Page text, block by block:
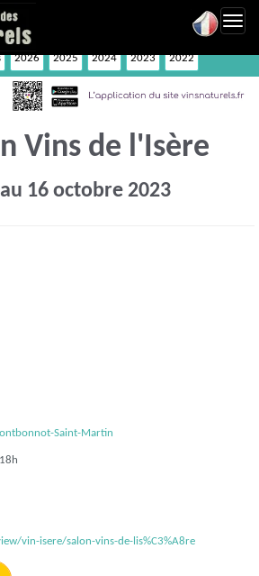
2026 2025 2024 2023 2022
Vins de l'Isère
16 octobre 2023
Saint-Martin
vin-isere/salon-vins-de-lis%C3%A8re